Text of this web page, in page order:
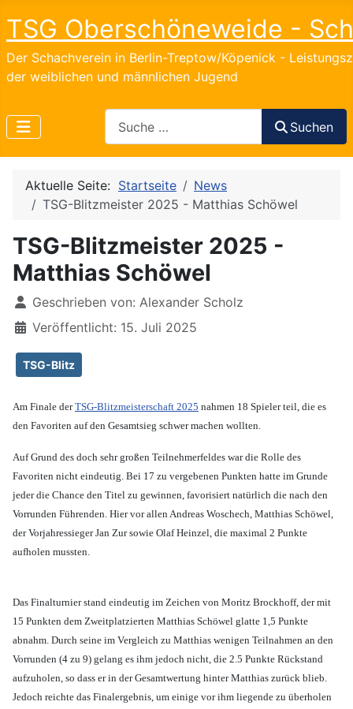
TSG Oberschöneweide -
Der Schachverein in Berlin-Treptow/Köpenick -
der weiblichen und männlichen Jugend
Suchen
Aktuelle Seite: Startseite
News
TSG-Blitzmeister 2025 - Matthias Schöwel
TSG-Blitzmeister 2025 -
Matthias Schöwel
DetailsGeschrieben von: Alexander Scholz
Veröffentlicht: 15. Juli 2025
TSG-Blitz
Am Finale derTSG-Blitzmeisterschaft 2025 nahmen 18 Spieler teil, die es
den Favoriten auf den Gesamtsieg schwer machen wollten.
Auf Grund des doch sehr großen Teilnehmerfeldes war die Rolle des
Favoriten nicht eindeutig. Bei 17 zu vergebenen Punkten hatte im Grunde
jeder die Chance den Titel zu gewinnen, favorisiert natürlich die nach den
Vorrunden Führenden. Hier vor allen Andreas Woschech, Matthias Schöwel,
der Vorjahressieger Jan Zur sowie Olaf Heinzel, die maximal 2 Punkte
aufholen mussten.
Das Finalturnier stand eindeutig im Zeichen von Moritz Brockhoff, der mit
15 Punkten dem Zweitplatzierten Matthias Schöwel glatte 1,5 Punkte
abnahm. Durch seine im Vergleich zu Matthias wenigen Teilnahmen an den
Vorrunden (4 zu 9) gelang es ihm jedoch nicht, die 2.5 Punkte Rückstand
aufzuholen, so dass er in der Gesamtwertung hinter Matthias zurück blieb.
Jedoch reichte das Finalergebnis, um einige vor ihm liegende zu überholen